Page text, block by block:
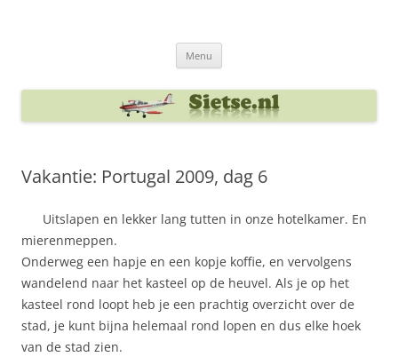
Menu
Vakantie: Portugal 2009, dag 6
Uitslapen en lekker lang tutten in onze hotelkamer. En
mierenmeppen.
Onderweg een hapje en een kopje koffie, en vervolgens
wandelend naar het kasteel op de heuvel. Als je op het
kasteel rond loopt heb je een prachtig overzicht over de
stad, je kunt bijna helemaal rond lopen en dus elke hoek
van de stad zien.